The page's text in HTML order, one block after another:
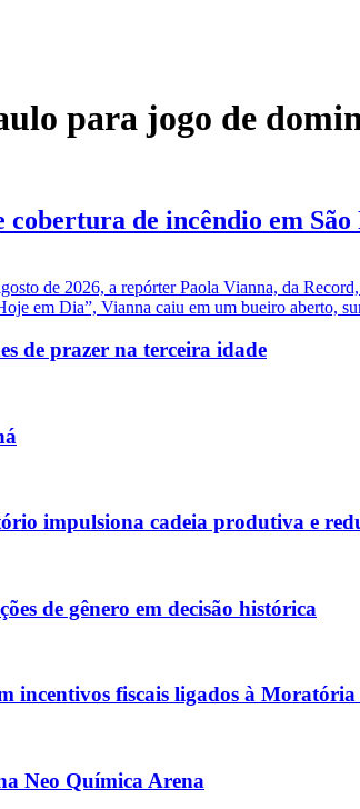
para jogo de
de incêndio em São
de 2026, a repórter Paola Vianna, da
em Dia”, Vianna caiu em um bueiro aberto,
de prazer na terceira idade
impulsiona cadeia produtiva e
de gênero em decisão histórica
incentivos fiscais ligados à
Neo Química Arena